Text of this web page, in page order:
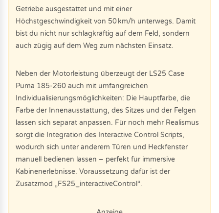
Getriebe ausgestattet und mit einer
Höchstgeschwindigkeit von 50 km/h unterwegs. Damit
bist du nicht nur schlagkräftig auf dem Feld, sondern
auch zügig auf dem Weg zum nächsten Einsatz.
Neben der Motorleistung überzeugt der LS25 Case
Puma 185-260 auch mit umfangreichen
Individualisierungsmöglichkeiten: Die Hauptfarbe, die
Farbe der Innenausstattung, des Sitzes und der Felgen
lassen sich separat anpassen. Für noch mehr Realismus
sorgt die Integration des Interactive Control Scripts,
wodurch sich unter anderem Türen und Heckfenster
manuell bedienen lassen – perfekt für immersive
Kabinenerlebnisse. Voraussetzung dafür ist der
Zusatzmod „FS25_interactiveControl“.